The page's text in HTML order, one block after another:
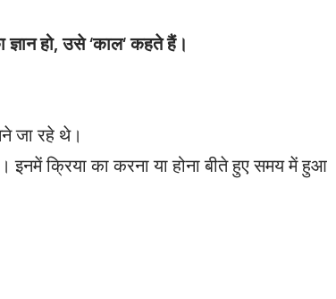
हो, उसे‘काल‘कहते हैं।
जा रहे थे।
इनमें क्रिया का करना या होना बीते हुए समय में हुआ